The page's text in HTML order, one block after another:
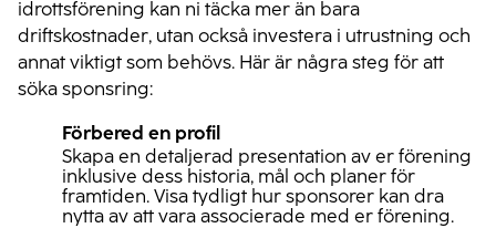
idrottsförening kan ni täcka mer än bara
driftskostnader, utan också investera i utrustning och
annat viktigt som behövs. Här är några steg för att
söka sponsring:
Förbered en profil
Skapa en detaljerad presentation av er förening
inklusive dess historia, mål och planer för
framtiden. Visa tydligt hur sponsorer kan dra
nytta av att vara associerade med er förening.